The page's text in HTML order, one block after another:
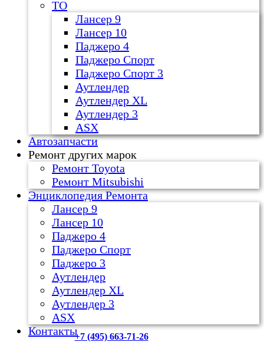
ТО
Лансер 9
Лансер 10
Паджеро 4
Паджеро Спорт
Паджеро Спорт 3
Аутлендер
Аутлендер ХL
Аутлендер 3
ASX
Автозапчасти
Ремонт других марок
Ремонт Toyota
Ремонт Mitsubishi
Энциклопедия Ремонта
Лансер 9
Лансер 10
Паджеро 4
Паджеро Спорт
Паджеро 3
Аутлендер
Аутлендер ХL
Аутлендер 3
ASX
Контакты+7 (495) 663-71-26